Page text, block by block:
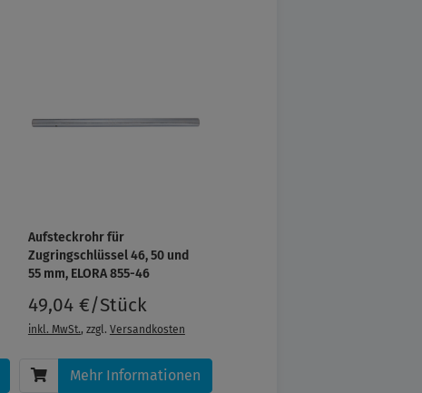
Aufsteckrohr für
Zugringschlüssel 46, 50 und
55 mm, ELORA 855-46
49,04 €/Stück
inkl. MwSt., zzgl. Versandkosten
Mehr Informationen